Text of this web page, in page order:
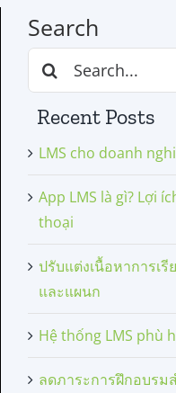
Search
Search
for:
Recent Posts
LMS cho doanh
App LMS là gì? Lợi
thoại
ปรับแต่งเนื้อหาการเ
และแผนก
Hệ thống LMS phù
ลดภาระการฝึกอบรม